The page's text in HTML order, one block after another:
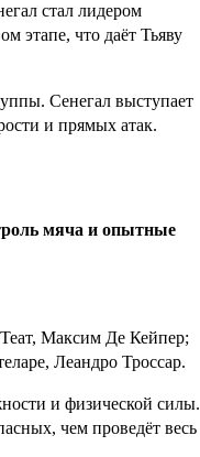
стал лидером
этапе, что даёт Тьяву
Сенегал выступает
и прямых атак.
мяча и опытные
Максим Де Кейпер;
Леандро Троссар.
и физической силы.
чем проведёт весь